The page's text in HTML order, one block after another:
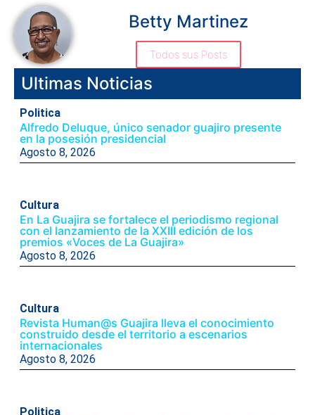
Betty Martinez
Todos sus Posts
Ultimas Noticias
Politica
Alfredo Deluque, único senador guajiro presente
en la posesión presidencial
Agosto 8, 2026
Cultura
En La Guajira se fortalece el periodismo regional
con el lanzamiento de la XXIII edición de los
premios «Voces de La Guajira»
Agosto 8, 2026
Cultura
Revista Human@s Guajira lleva el conocimiento
construido desde el territorio a escenarios
internacionales
Agosto 8, 2026
Politica